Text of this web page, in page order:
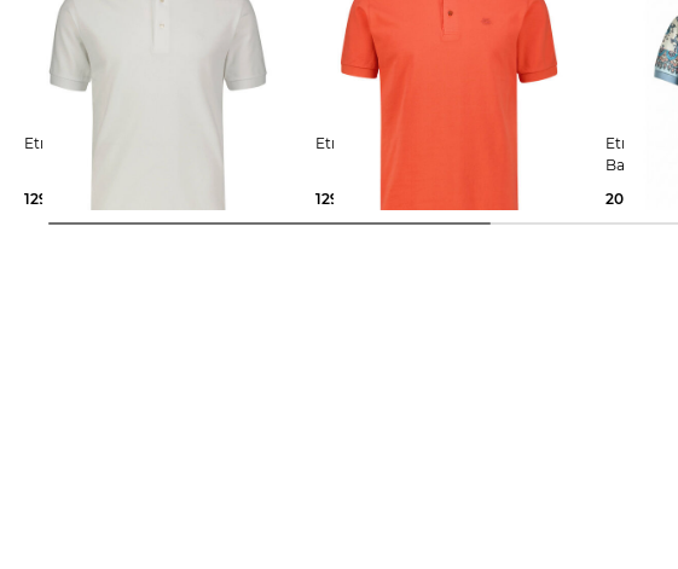
129,99 € 129,99 €
Etro | Herren Poloshirt aus
209,99 €